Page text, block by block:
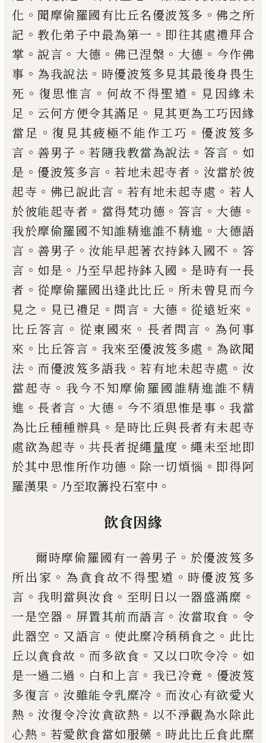
化 。 聞摩偷羅國有比丘名優波笈多 。佛之所
記 。教化弟子中最為第一 。 即往其處禮拜合
掌 。說言 。 大德 。佛已涅槃 。 大德 。 今作佛
事 。 為我說法 。 時優波笈多見其最後身畏生
死 。 復思惟言 。 何故不得聖道 。 見因緣未
足 。 云何方便令其滿足 。 見其更為工巧因緣
當足 。復見其疲極不能作工巧 。優波笈多
言 。 善男子 。若隨我教當為說法 。 答言 。 如
是 。優波笈多言 。若地未起寺者 。 汝當於彼
起寺 。 佛已說此言 。 若有地未起寺處 。若人
於彼能起寺者 。 當得梵功德 。 答言 。 大德 。
我於摩偷羅國不知誰精進誰不精進 。 大德語
言 。 善男子 。 汝能早起著衣持鉢入國不 。 答
言 。 如是 。 乃至早起持鉢入國 。 是時有一長
者 。 從摩偷羅國出逢此比丘 。 所未曾見而今
見之 。 見已禮足 。 問言 。 大德 。 從遠近來 。
比丘答言 。 從東國來 。 長者問言 。 為何事
來 。 比丘答言 。 我來至優波笈多處 。 為欲聞
法 。 而優波笈多語我 。若有地未起寺處 。 汝
當起寺 。 我今不知摩偷羅國誰精進誰不精
進 。 長者言 。 大德 。 今不須思惟是事 。 我當
為比丘種種辦具 。 是時比丘與長者有未起寺
處欲為起寺 。共長者捉繩量度 。 繩未至地即
於其中思惟所作功德 。 除一切煩惱 。 即得阿
羅漢果 。 乃至取籌投石室中 。
飲食因緣
爾時摩偷羅國有一善男子 。 於優波笈多
所出家 。 為貪食故不得聖道 。 時優波笈多
言 。 我明當與汝食 。 至明日以一器盛滿糜 。
一是空器 。 屏置其前而語言 。 汝當取食 。 令
此器空 。 又語言 。 使此糜冷稍稍食之 。 此比
丘以貪食故 。 而多欲食 。 又以口吹令冷 。 如
是一過二過 。 白和上言 。 我已冷竟 。 優波笈
多復言 。 汝雖能令乳糜冷 。 而汝心有欲愛火
熱 。 汝復令冷汝貪欲熱 。 以不淨觀為水除此
心熱 。 若愛飲食當如服藥 。 時此比丘食此糜